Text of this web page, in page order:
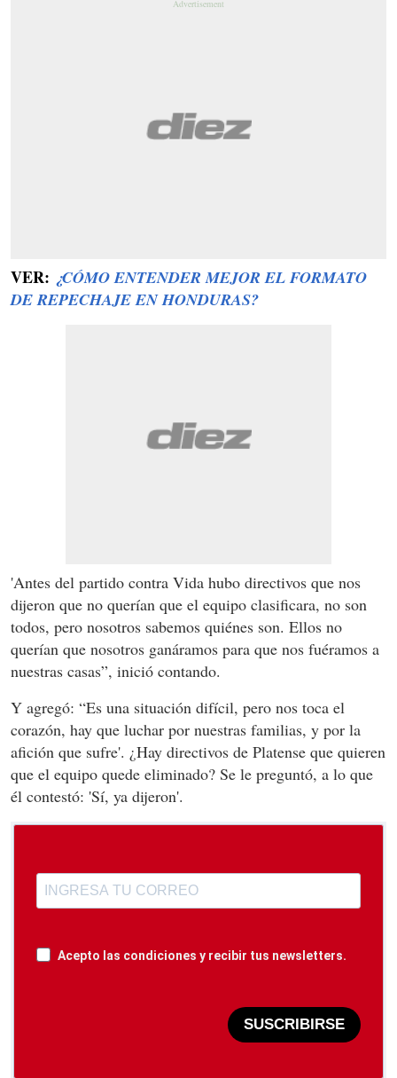
VER: ¿CÓMO ENTENDER MEJOR EL FORMATO
DE REPECHAJE EN HONDURAS?
'Antes del partido contra Vida hubo directivos que nos
dijeron que no querían que el equipo clasificara, no son
todos, pero nosotros sabemos quiénes son. Ellos no
querían que nosotros ganáramos para que nos fuéramos a
nuestras casas”, inició contando.
Y agregó: “Es una situación difícil, pero nos toca el
corazón, hay que luchar por nuestras familias, y por la
afición que sufre'. ¿Hay directivos de Platense que quieren
que el equipo quede eliminado? Se le preguntó, a lo que
él contestó: 'Sí, ya dijeron'.
Acepto las condiciones y recibir tus newsletters.
SUSCRIBIRSE